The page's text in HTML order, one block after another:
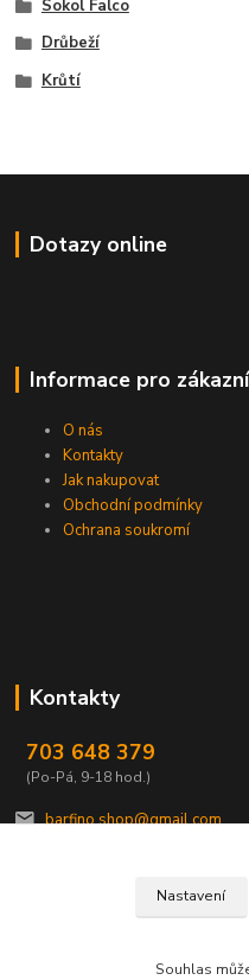
Sokol Falco
Drůbeží
Krůtí
Dotazy online
Informace pro
O nás
Kontakty
Jak nakupovat
Obchodní podmínky
Ochrana soukromí
Kontakty
703 648 379
(Po-Pá, 9-18 hod.)
barfino.shop@gmail.com
Nastavení
Souhlas